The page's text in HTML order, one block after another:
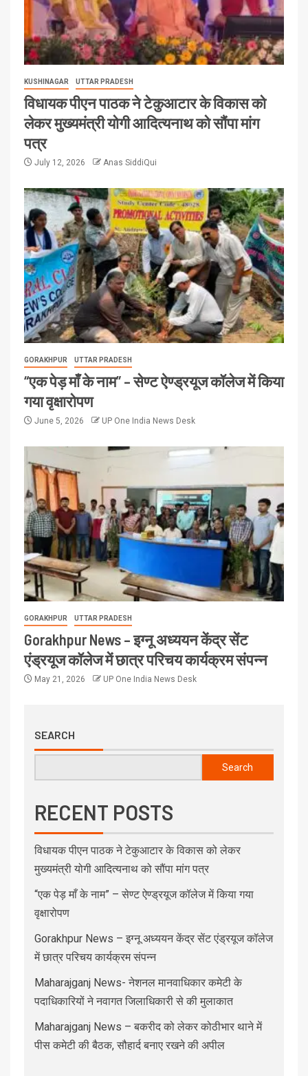
KUSHINAGAR UTTAR PRADESH
विधायक पीएन पाठक ने टेकुआटार के विकास को
लेकर मुख्यमंत्री योगी आदित्यनाथ को सौंपा मांग
पत्र
July 12, 2026 Anas SiddiQui
GORAKHPUR UTTAR PRADESH
“एक पेड़ माँ के नाम” – सेण्ट ऐण्ड्रयूज कॉलेज में किया
गया वृक्षारोपण
June 5, 2026 UP One India News Desk
GORAKHPUR UTTAR PRADESH
Gorakhpur News – इग्नू अध्ययन केंद्र सेंट
एंड्रयूज कॉलेज में छात्र परिचय कार्यक्रम संपन्न
May 21, 2026 UP One India News Desk
SEARCH
Search
RECENT POSTS
विधायक पीएन पाठक ने टेकुआटार के विकास को लेकर
मुख्यमंत्री योगी आदित्यनाथ को सौंपा मांग पत्र
“एक पेड़ माँ के नाम” – सेण्ट ऐण्ड्रयूज कॉलेज में किया गया
वृक्षारोपण
Gorakhpur News – इग्नू अध्ययन केंद्र सेंट एंड्रयूज कॉलेज
में छात्र परिचय कार्यक्रम संपन्न
Maharajganj News- नेशनल मानवाधिकार कमेटी के
पदाधिकारियों ने नवागत जिलाधिकारी से की मुलाकात
Maharajganj News – बकरीद को लेकर कोठीभार थाने में
पीस कमेटी की बैठक, सौहार्द बनाए रखने की अपील